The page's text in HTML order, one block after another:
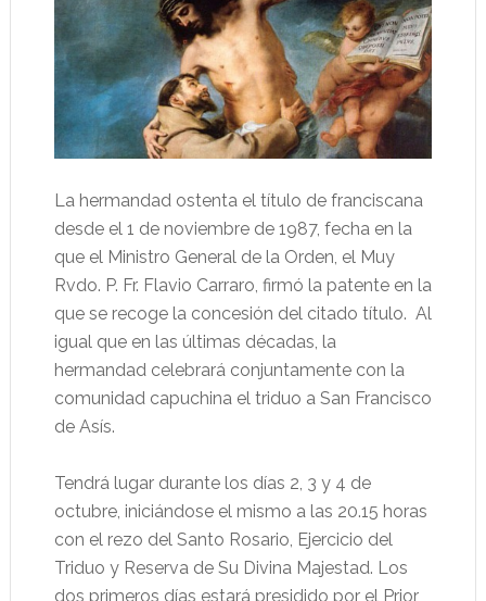
La hermandad ostenta el título de franciscana
desde el 1 de noviembre de 1987, fecha en la
que el Ministro General de la Orden, el Muy
Rvdo. P. Fr. Flavio Carraro, firmó la patente en la
que se recoge la concesión del citado título. Al
igual que en las últimas décadas, la
hermandad celebrará conjuntamente con la
comunidad capuchina el triduo a San Francisco
de Asís.
Tendrá lugar durante los días 2, 3 y 4 de
octubre, iniciándose el mismo a las 20.15 horas
con el rezo del Santo Rosario, Ejercicio del
Triduo y Reserva de Su Divina Majestad. Los
dos primeros días estará presidido por el Prior